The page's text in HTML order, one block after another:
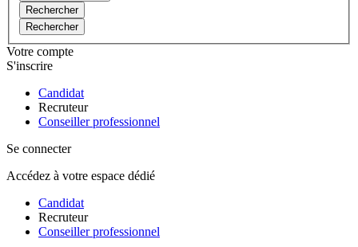
Rechercher
Rechercher
Votre compte
S'inscrire
Candidat
Recruteur
Conseiller professionnel
Se connecter
Accédez à votre espace dédié
Candidat
Recruteur
Conseiller professionnel